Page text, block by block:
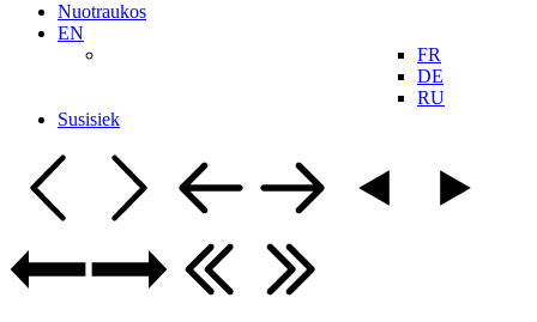
Nuotraukos
EN
FR
DE
RU
Susisiek